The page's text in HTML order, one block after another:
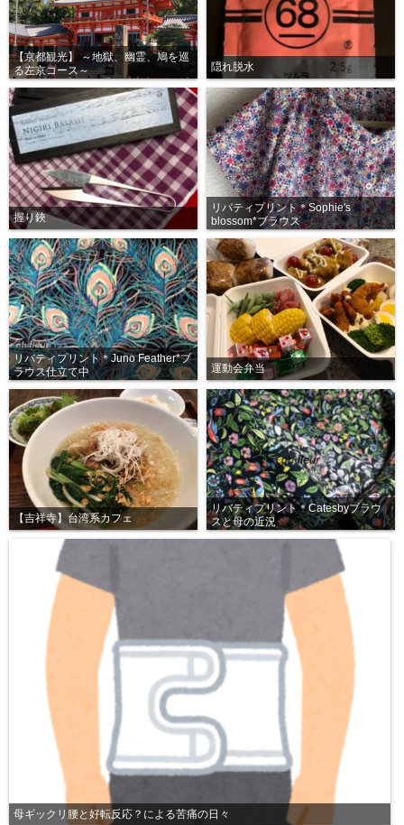
【京都観光】 ～地獄、幽霊、鳩を巡
る左京コース～
隠れ脱水
握り鋏
リバティプリント＊Sophie's
blossom*ブラウス
リバティプリント＊Juno Feather*ブ
ラウス仕立て中
運動会弁当
【吉祥寺】台湾系カフェ
リバティプリント＊Catesbyブラウ
スと母の近況
母ギックリ腰と好転反応？による苦痛の日々